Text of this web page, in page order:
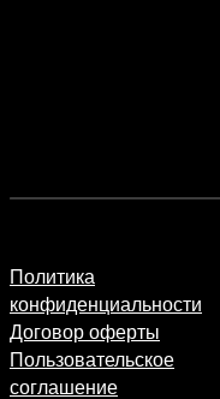
Политика
конфиденциальности
Договор оферты
Пользовательское
соглашение